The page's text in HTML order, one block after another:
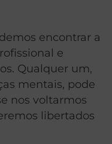
encontrar a
e
Qualquer um,
mentais, pode
nos voltarmos
libertados